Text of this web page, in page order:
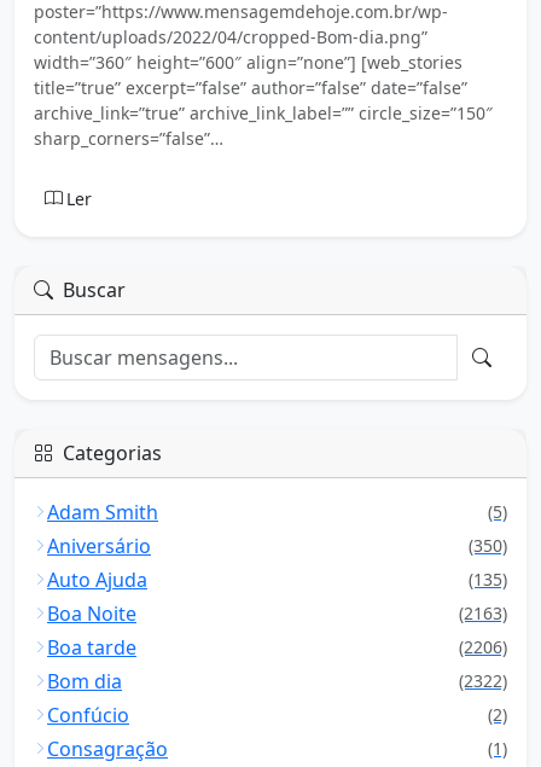
poster=”https://www.mensagemdehoje.com.br/wp-
content/uploads/2022/04/cropped-Bom-dia.png”
width=”360″ height=”600″ align=”none”] [web_stories
title=”true” excerpt=”false” author=”false” date=”false”
archive_link=”true” archive_link_label=”” circle_size=”150″
sharp_corners=”false”…
Ler
Buscar
Categorias
Adam Smith (5)
Aniversário (350)
Auto Ajuda (135)
Boa Noite (2163)
Boa tarde (2206)
Bom dia (2322)
Confúcio (2)
Consagração (1)